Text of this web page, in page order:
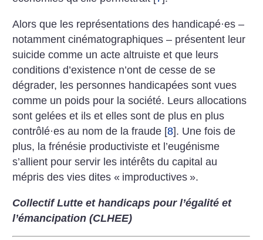
Alors que les représentations des handicapé·es –
notamment cinématographiques – présentent leur
suicide comme un acte altruiste et que leurs
conditions d’existence n’ont de cesse de se
dégrader, les personnes handicapées sont vues
comme un poids pour la société. Leurs allocations
sont gelées et ils et elles sont de plus en plus
contrôlé·es au nom de la fraude [8]. Une fois de
plus, la frénésie productiviste et l’eugénisme
s’allient pour servir les intérêts du capital au
mépris des vies dites « improductives ».
Collectif Lutte et handicaps pour l’égalité et
l’émancipation (CLHEE)